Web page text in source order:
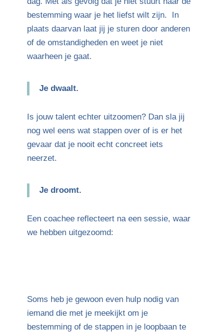
bestemming waar je het liefst wilt zijn. In
plaats daarvan laat jij je sturen door anderen
of de omstandigheden en weet je niet
waarheen je gaat.
Je dwaalt.
Is jouw talent echter uitzoomen? Dan sla jij
nog wel eens wat stappen over of is er het
gevaar dat je nooit echt concreet iets
neerzet.
Je droomt.
Een coachee reflecteert na een sessie, waar
we hebben uitgezoomd:
Soms heb je gewoon even hulp nodig van
iemand die met je meekijkt om je
bestemming of de stappen in je loopbaan te